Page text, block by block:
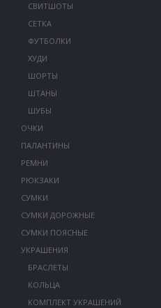
СВИТШОТЫ
СЕТКА
ФУТБОЛКИ
ХУДИ
ШОРТЫ
ШТАНЫ
ШУБЫ
ОЧКИ
ПАЛАНТИНЫ
РЕМНИ
РЮКЗАКИ
СУМКИ
СУМКИ ДОРОЖНЫЕ
СУМКИ ПОЯСНЫЕ
УКРАШЕНИЯ
БРАСЛЕТЫ
КОЛЬЦА
КОМПЛЕКТ УКРАШЕНИЙ